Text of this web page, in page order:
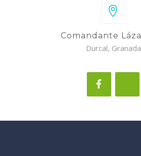
Comandante
Durcal, Granada